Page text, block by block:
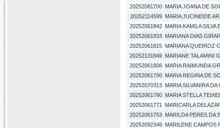
20252081700 MARIA JOANA DE
20252114599
MARIA JUCINEIDE
20252061842 MARIA KAMILA SILVA
20252061833 MARIANA DIAS
20252061815 MARIANA QUEIROZ
20252131849 MARIANE TALAMINI
20252061806 MARIA RAIMUNDA
20252061790 MARIA REGINA DE
20252070313 MARIA SILVANIRA DA
20252061780 MARIA STELLA
20252061771
MARICARLA
20252061753 MARILDA PERES DA
20252092348 MARILENE CAMPOS